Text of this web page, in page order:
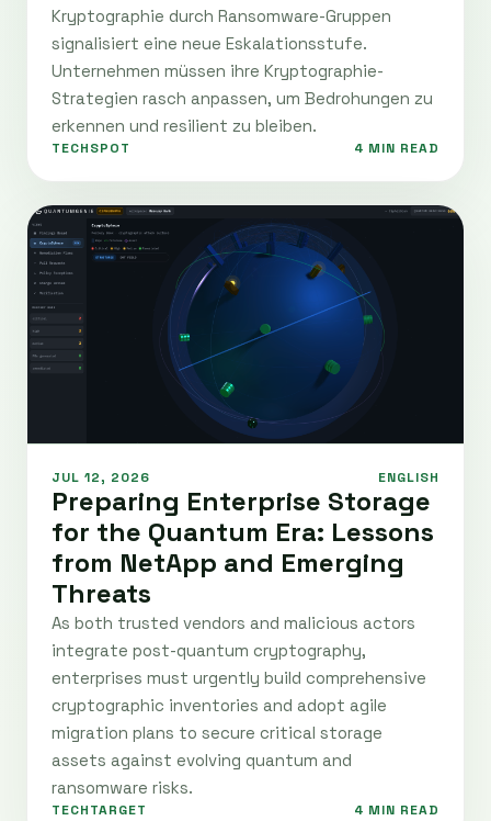
Kryptographie durch Ransomware-Gruppen
signalisiert eine neue Eskalationsstufe.
Unternehmen müssen ihre Kryptographie-
Strategien rasch anpassen, um Bedrohungen zu
erkennen und resilient zu bleiben.
TECHSPOT 4 MIN READ
JUL 12, 2026 ENGLISH
Preparing Enterprise Storage
for the Quantum Era: Lessons
from NetApp and Emerging
Threats
As both trusted vendors and malicious actors
integrate post-quantum cryptography,
enterprises must urgently build comprehensive
cryptographic inventories and adopt agile
migration plans to secure critical storage
assets against evolving quantum and
ransomware risks.
TECHTARGET 4 MIN READ